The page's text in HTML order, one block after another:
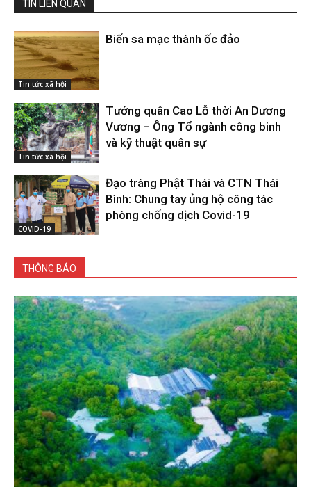
TIN LIÊN QUAN
Tin tức xã hội
Biến sa mạc thành ốc đảo
Tin tức xã hội
Tướng quân Cao Lỗ thời An Dương
Vương – Ông Tổ ngành công binh
và kỹ thuật quân sự
COVID-19
Đạo tràng Phật Thái và CTN Thái
Bình: Chung tay ủng hộ công tác
phòng chống dịch Covid-19
THÔNG BÁO